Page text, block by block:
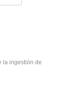
la ingestión de